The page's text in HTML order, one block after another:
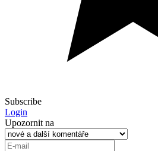
Subscribe
Login
Upozornit na